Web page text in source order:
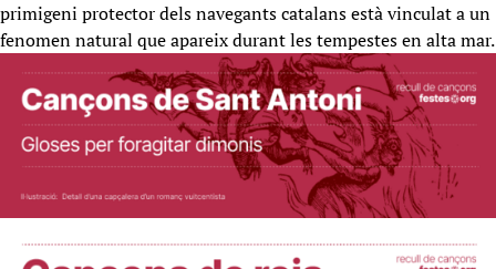
primigeni protector dels navegants catalans està vinculat a un
fenomen natural que apareix durant les tempestes en alta mar.